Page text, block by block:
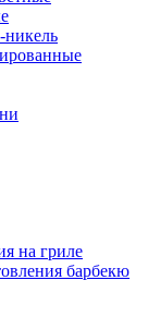
никель
на гриле
барбекю